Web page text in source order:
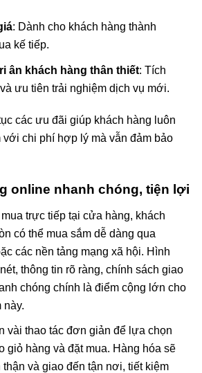
: Dành cho khách hàng thành
kế tiếp.
ân khách hàng thân thiết: Tích
ưu tiên trải nghiệm dịch vụ mới.
các ưu đãi giúp khách hàng luôn
với chi phí hợp lý mà vẫn đảm bảo
online nhanh chóng, tiện lợi
trực tiếp tại cửa hàng, khách
có thể mua sắm dễ dàng qua
các nền tảng mạng xã hội. Hình
thông tin rõ ràng, chính sách giao
chóng chính là điểm cộng lớn cho
này.
vài thao tác đơn giản để lựa chọn
giỏ hàng và đặt mua. Hàng hóa sẽ
và giao đến tận nơi, tiết kiệm